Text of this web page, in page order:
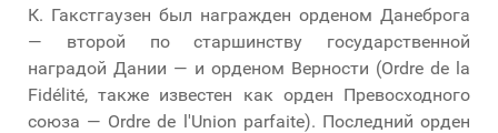
К. Гакстгаузен был награжден орденом Данеброга
— второй по старшинству государственной
наградой Дании — и орденом Верности (Ordre de la
Fidélité, также известен как орден Превосходного
союза — Ordre de l'Union parfaite). Последний орден